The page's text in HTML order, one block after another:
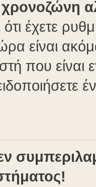
ότι έχετε
είναι
που